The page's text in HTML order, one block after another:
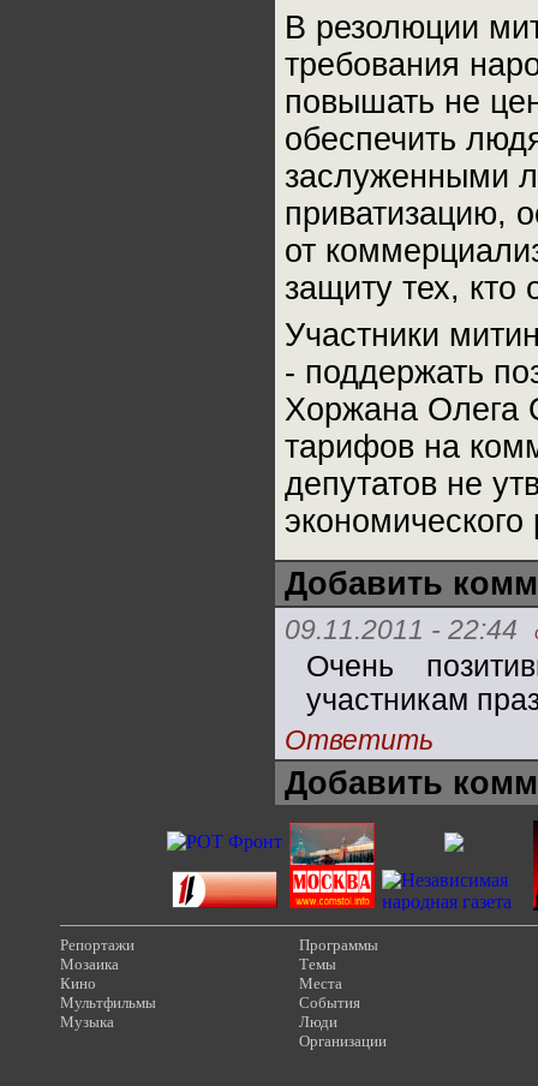
В резолюции
требования
повышать не
обеспечить
заслуженными
приватизацию,
от
защиту тех, кто
Участники
- поддержать
Хоржана Олега
тарифов на
депутатов не
Добавить
09.11.2011 - 22:44
Очень
участникам
Ответить
Добавить
Репортажи
Мозаика
Кино
Мультфильмы
Музыка
Программы
Темы
Места
События
Люди
Организации